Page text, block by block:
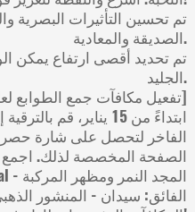
الصديقة والمعادية.
الجليد.
[تفعيل مكافآت جمع الطوابع لعام 2026]
ابتداءً من 15 يناير، قم
الفاخر لتحصل على شارة
الصفحة المخصصة لذلك.
الفائق: سيدان - المنشور